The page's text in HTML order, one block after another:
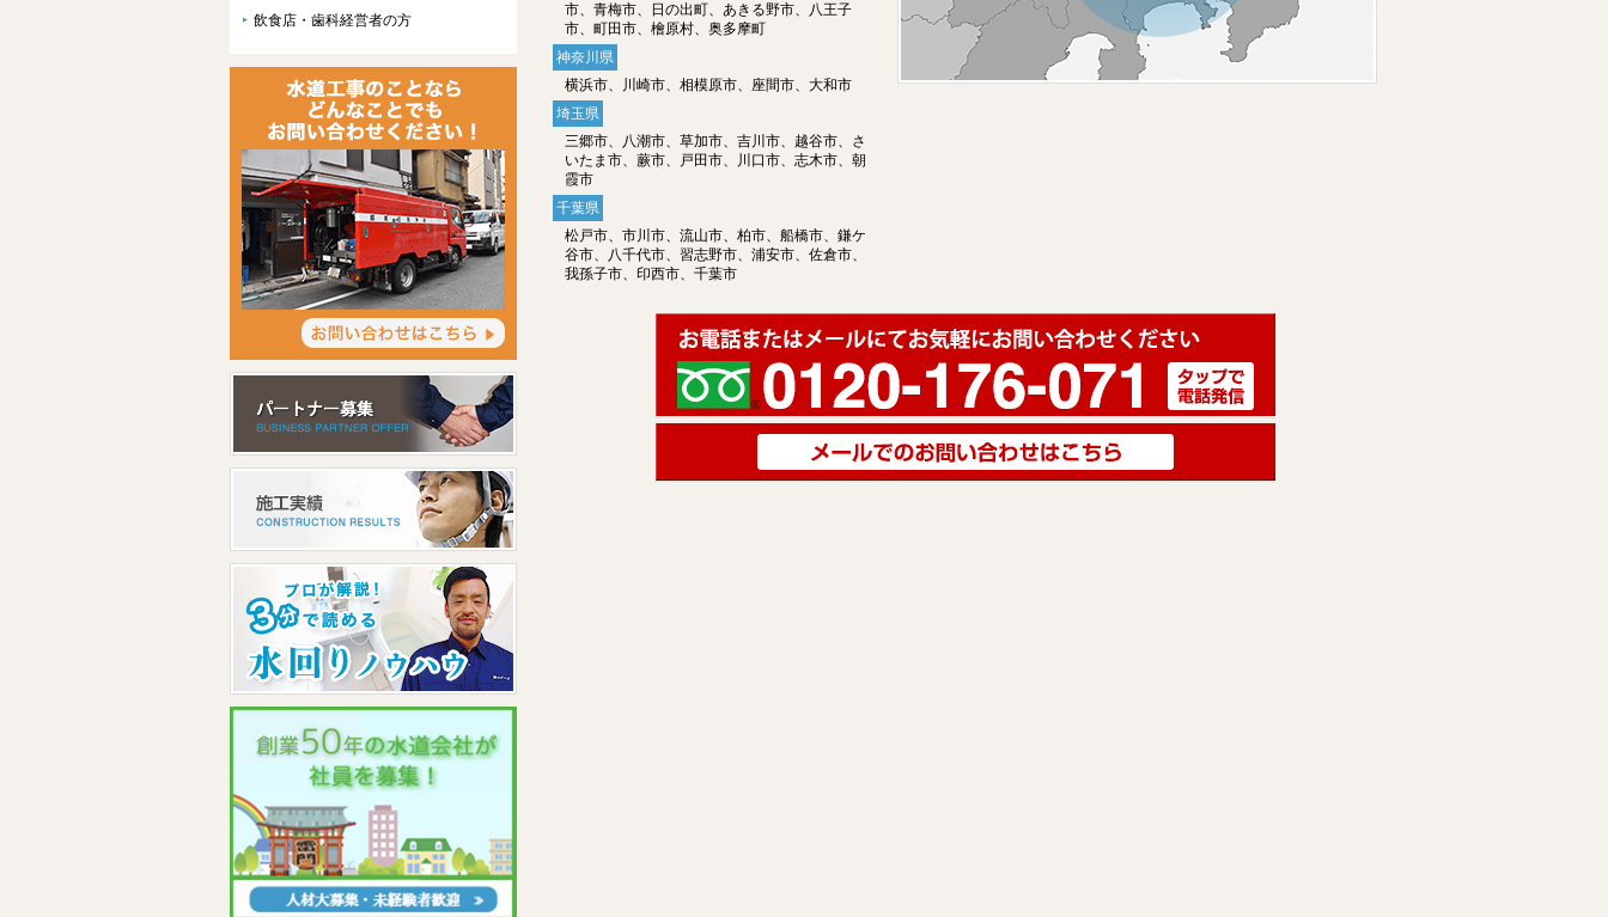
飲食店・歯科経営者の方
市、青梅市、日の出町、あきる野市、八王子
市、町田市、檜原村、奥多摩町
神奈川県
横浜市、川崎市、相模原市、座間市、大和市
埼玉県
三郷市、八潮市、草加市、吉川市、越谷市、さ
いたま市、蕨市、戸田市、川口市、志木市、朝
霞市
千葉県
松戸市、市川市、流山市、柏市、船橋市、鎌ケ
谷市、八千代市、習志野市、浦安市、佐倉市、
我孫子市、印西市、千葉市